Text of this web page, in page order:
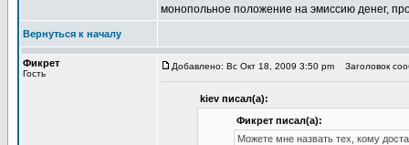
монопольное положение на эмиссию денег,
Вернуться к началу
Фикрет
Гость
Добавлено: Вс Окт 18, 2009 3:50 pm Заголовок
kiev писал(а):
Фикрет писал(а):
Можете мне назвать тех, кому